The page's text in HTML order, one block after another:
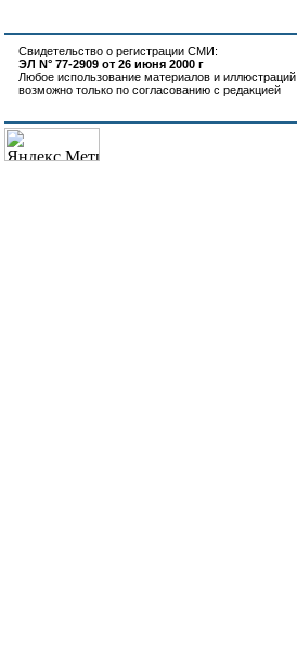
Свидетельство о регистрации СМИ:
ЭЛ N° 77-2909 от 26 июня 2000 г
Любое использование материалов и иллюстраций
возможно только по согласованию с редакцией